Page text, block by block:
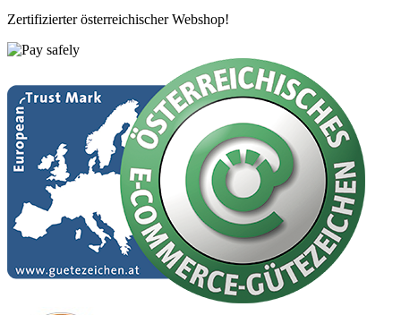
Zertifizierter österreichischer Webshop!